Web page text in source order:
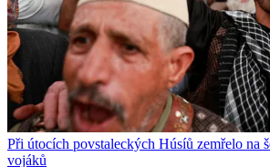
Při útocích povstaleckých Húsíů zemřelo na
vojáků